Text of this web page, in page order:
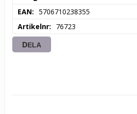
EAN
5706710238355
Artikelnr
76723
DELA